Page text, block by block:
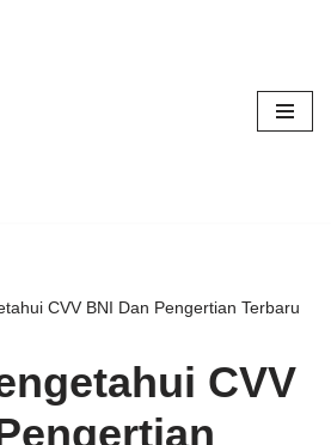
CVV BNI Dan Pengertian Terbaru
CVV